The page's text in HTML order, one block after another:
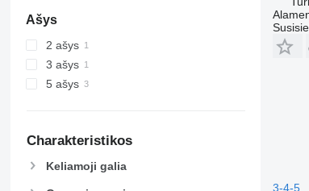
Ašys
2 ašys
3 ašys
5 ašys
Charakteristikos
Keliamoji galia
3-4-5